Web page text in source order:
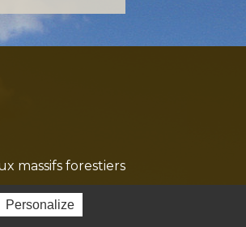
massifs forestiers
Personalize